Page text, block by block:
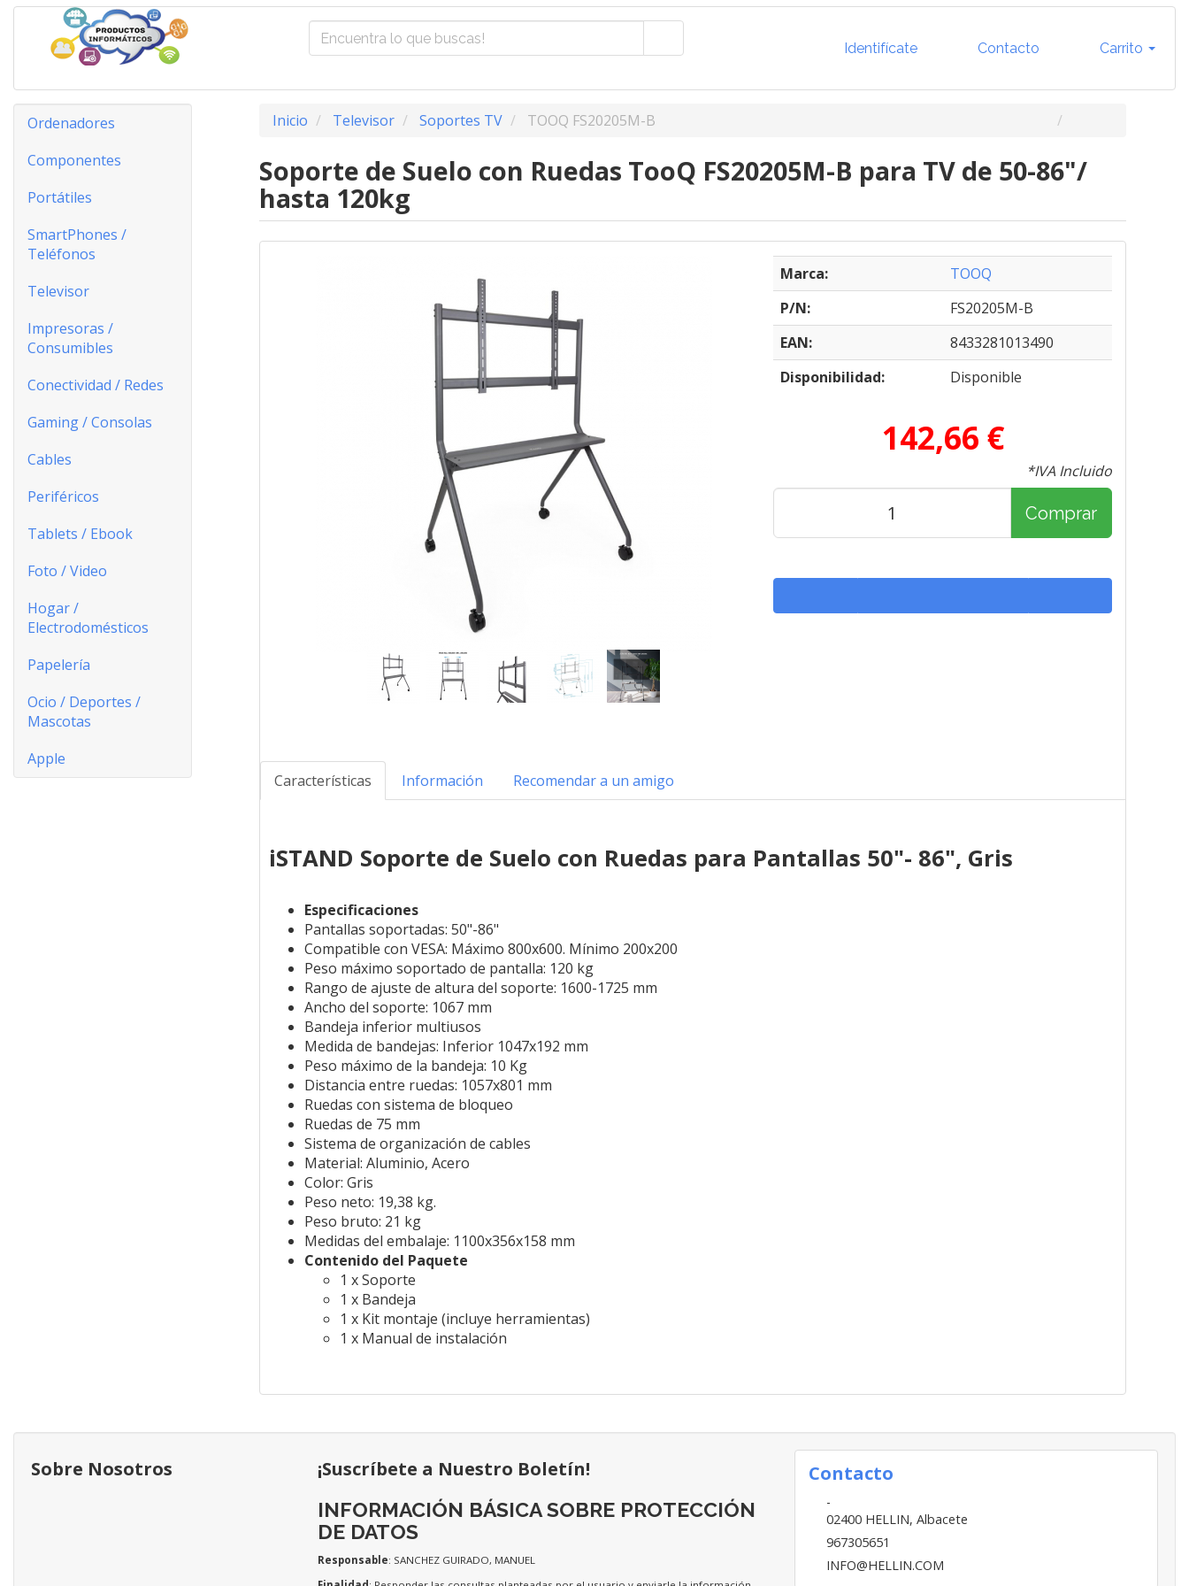
Identifícate Contacto Carrito
Ordenadores
Componentes
Portátiles
SmartPhones /
Teléfonos
Televisor
Impresoras /
Consumibles
Conectividad / Redes
Gaming / Consolas
Cables
Periféricos
Tablets / Ebook
Foto / Video
Hogar /
Electrodomésticos
Papelería
Ocio / Deportes /
Mascotas
Apple
Inicio Televisor Soportes TV TOOQ FS20205M-B
Soporte de Suelo con Ruedas TooQ FS20205M-B para TV de 50-86"/
hasta 120kg
Marca:
TOOQ
P/N:
FS20205M-B
EAN:
8433281013490
Disponibilidad:
Disponible
142,66 €
*IVA Incluido
Comprar
Características Información Recomendar a un amigo
iSTAND Soporte de Suelo con Ruedas para Pantallas 50"- 86", Gris
Especificaciones
Pantallas soportadas: 50"-86"
Compatible con VESA: Máximo 800x600. Mínimo 200x200
Peso máximo soportado de pantalla: 120 kg
Rango de ajuste de altura del soporte: 1600-1725 mm
Ancho del soporte: 1067 mm
Bandeja inferior multiusos
Medida de bandejas: Inferior 1047x192 mm
Peso máximo de la bandeja: 10 Kg
Distancia entre ruedas: 1057x801 mm
Ruedas con sistema de bloqueo
Ruedas de 75 mm
Sistema de organización de cables
Material: Aluminio, Acero
Color: Gris
Peso neto: 19,38 kg.
Peso bruto: 21 kg
Medidas del embalaje: 1100x356x158 mm
Contenido del Paquete
1 x Soporte
1 x Bandeja
1 x Kit montaje (incluye herramientas)
1 x Manual de instalación
Sobre Nosotros
¡Suscríbete a Nuestro Boletín!
INFORMACIÓN BÁSICA SOBRE PROTECCIÓN
DE DATOS
Responsable: SANCHEZ GUIRADO, MANUEL
Contacto
-
02400 HELLIN, Albacete
967305651
INFO@HELLIN.COM